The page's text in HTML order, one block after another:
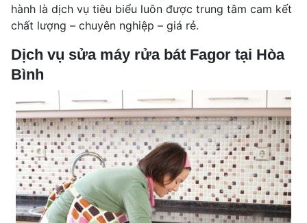
hành là dịch vụ tiêu biểu luôn được trung tâm cam kết
chất lượng – chuyên nghiệp – giá rẻ.
Dịch vụ sửa máy rửa bát Fagor tại Hòa
Bình